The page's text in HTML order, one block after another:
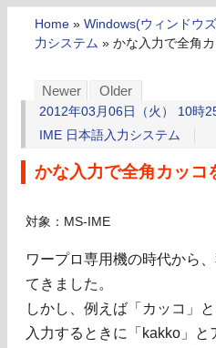
Home » Windows(ウィンドウ
力システム » かな入力で全角
Newer Older
2012年03月06日（火） 10時
IME 日本語入力システム
かな入力で全角カッコ
対象：MS-IME
ワープロ専用機の時代から
てきました。
しかし、例えば「カッコ」
入力するときに「kakko」